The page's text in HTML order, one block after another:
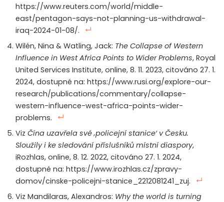
https://www.reuters.com/world/middle-
east/pentagon-says-not-planning-us-withdrawal-
iraq-2024-01-08/.
Wilén, Nina & Watling, Jack: The Collapse of Western
Influence in West Africa Points to Wider Problems, Royal
United Services Institute, online, 8. 11. 2023, citováno 27. 1.
2024, dostupné na: https://www.rusi.org/explore-our-
research/publications/commentary/collapse-
western-influence-west-africa-points-wider-
problems.
Viz Čína uzavřela své ‚policejní stanice‘ v Česku.
Sloužily i ke sledování příslušníků místní diaspory,
iRozhlas, online, 8. 12. 2022, citováno 27. 1. 2024,
dostupné na: https://www.irozhlas.cz/zpravy-
domov/cinske-policejni-stanice_2212081241_zuj.
Viz Mandilaras, Alexandros: Why the world is turning